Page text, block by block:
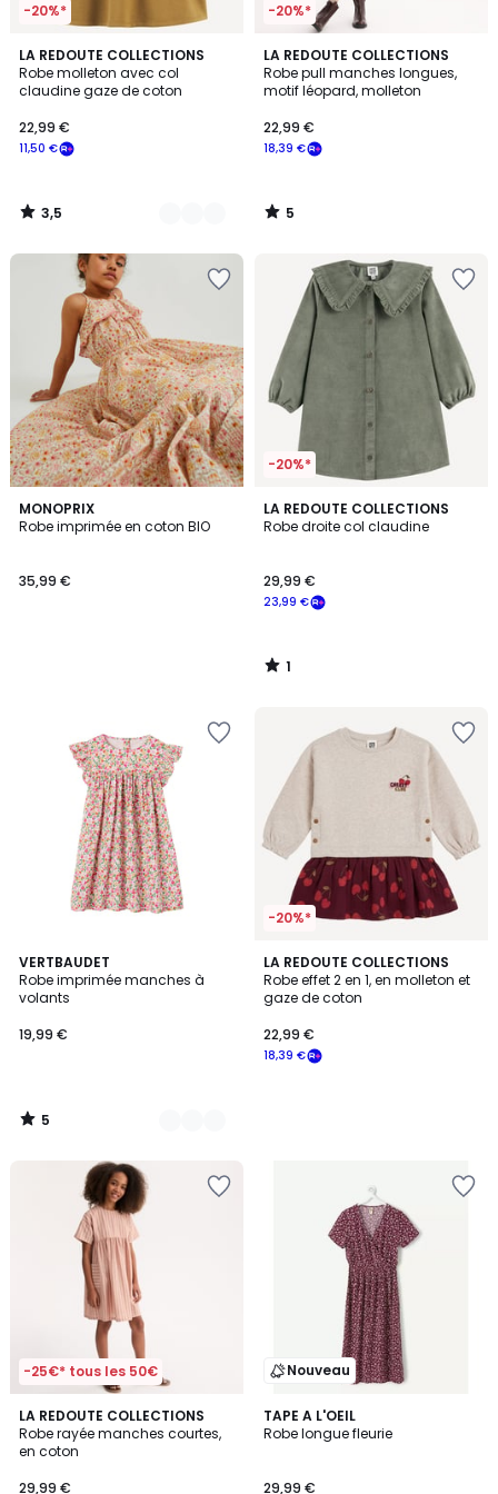
-20%*
LA REDOUTE COLLECTIONS
Robe molleton avec col
claudine gaze de coton
11,50 €
22,99 €
3,5
/ 5
2
Couleurs
3,5
/
-20%*
LA REDOUTE COLLECTIONS
Robe pull manches longues,
motif léopard, molleton
18,39 €
22,99 €
5
/
5
5
/
MONOPRIX
Robe imprimée en coton BIO
35,99 €
-20%*
LA REDOUTE COLLECTIONS
Robe droite col claudine
23,99 €
29,99 €
1
/
1
/
VERTBAUDET
Robe imprimée manches à
volants
19,99 €
5
/
5
3
Couleurs
5
/
-20%*
LA REDOUTE COLLECTIONS
Robe effet 2 en 1, en molleton et
gaze de coton
18,39 €
22,99 €
-25€* tous les 50€
LA REDOUTE COLLECTIONS
Robe rayée manches courtes,
en coton
29,99 €
Nouveau
TAPE A L'OEIL
Robe longue fleurie
29,99 €